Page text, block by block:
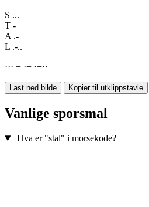
S ...
T -
A .-
L .-..
··· − ·− ·−··
Last ned bilde Kopier til utklippstavle
Vanlige sporsmal
Hva er "stal" i morsekode?